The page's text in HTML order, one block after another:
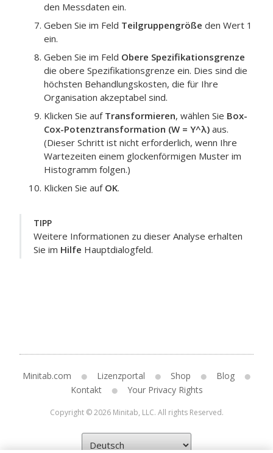
den Messdaten ein.
Geben Sie im Feld Teilgruppengröße den Wert 1
ein.
Geben Sie im Feld Obere Spezifikationsgrenze
die obere Spezifikationsgrenze ein. Dies sind die
höchsten Behandlungskosten, die für Ihre
Organisation akzeptabel sind.
Klicken Sie auf Transformieren, wählen Sie Box-
Cox-Potenztransformation (W = Y^λ) aus.
(Dieser Schritt ist nicht erforderlich, wenn Ihre
Wartezeiten einem glockenförmigen Muster im
Histogramm folgen.)
Klicken Sie auf OK.
TIPP
Weitere Informationen zu dieser Analyse erhalten
Sie im Hilfe Hauptdialogfeld.
Minitab.com Lizenzportal Shop
Blog
Kontakt
Your Privacy Rights
Copyright © 2026 Minitab, LLC. All rights Reserved.